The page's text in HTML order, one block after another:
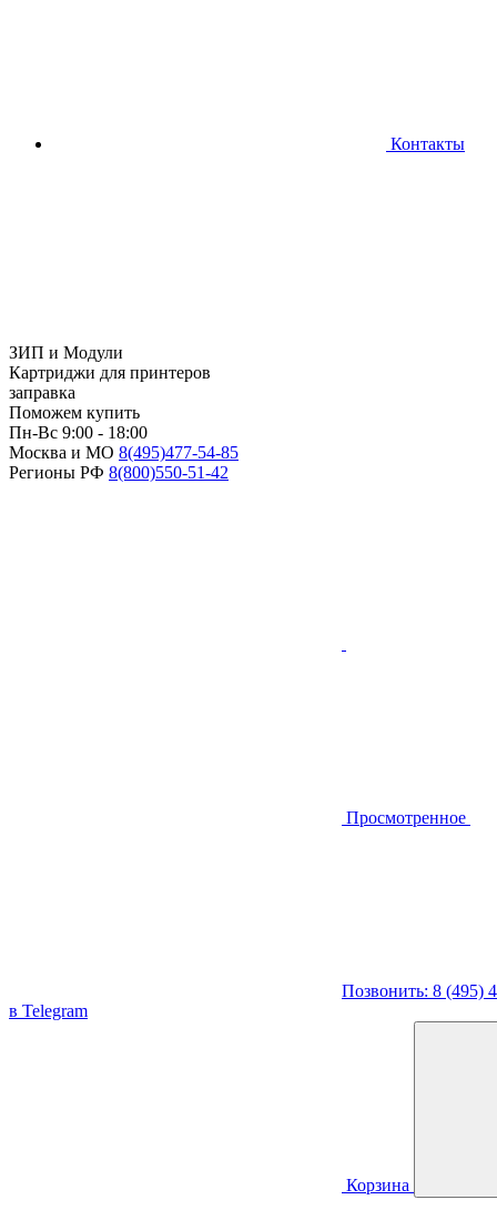
Контакты
ЗИП и Модули
Картриджи для принтеров
заправка
Поможем купить
Пн-Вс 9:00 - 18:00
Москва и МО 8(495)477-54-85
Регионы РФ 8(800)550-51-42
Просмотренное
Позвонить: 8 (495)
в Telegram
Корзина